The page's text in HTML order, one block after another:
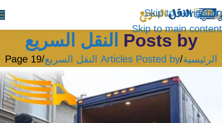
Skip to navigation
Skip to main content
Posts by النقل السريع
الرئيسية Articles Posted by النقل السريع Page 19